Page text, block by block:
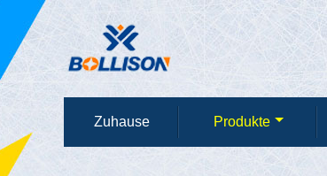
Zuhause Produkte